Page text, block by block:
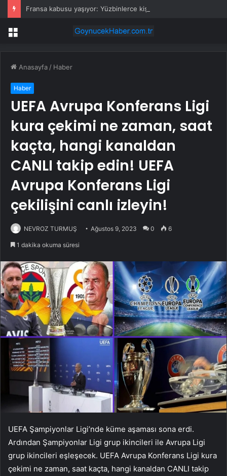
Menü
Anasayfa / Haber
Haber
UEFA Avrupa Konferans Ligi
kura çekimi ne zaman, saat
kaçta, hangi kanaldan
CANLI takip edin! UEFA
Avrupa Konferans Ligi
çekilişini canlı izleyin!
NEVROZ TURMUŞ Ağustos 9, 2023 0 6
1 dakika okuma süresi
UEFA Şampiyonlar Ligi’nde küme aşaması sona erdi.
Ardından Şampiyonlar Ligi grup ikincileri ile Avrupa Ligi
grup ikincileri eşleşecek. UEFA Avrupa Konferans Ligi kura
çekimi ne zaman, saat kaçta, hangi kanaldan CANLI takip